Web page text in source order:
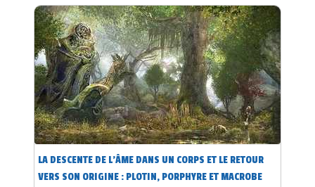
LA DESCENTE DE L’ÂME DANS UN CORPS ET LE RETOUR
VERS SON ORIGINE : PLOTIN, PORPHYRE ET MACROBE